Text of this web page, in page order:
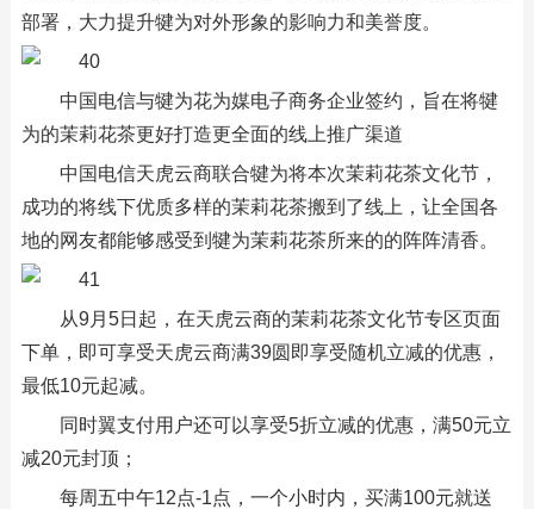
部署，大力提升犍为对外形象的影响力和美誉度。
中国电信与犍为花为媒电子商务企业签约，旨在将犍
为的茉莉花茶更好打造更全面的线上推广渠道
中国电信天虎云商联合犍为将本次茉莉花茶文化节，
成功的将线下优质多样的茉莉花茶搬到了线上，让全国各
地的网友都能够感受到犍为茉莉花茶所来的的阵阵清香。
从9月5日起，在天虎云商的茉莉花茶文化节专区页面
下单，即可享受天虎云商满39圆即享受随机立减的优惠，
最低10元起减。
同时翼支付用户还可以享受5折立减的优惠，满50元立
减20元封顶；
每周五中午12点-1点，一个小时内，买满100元就送